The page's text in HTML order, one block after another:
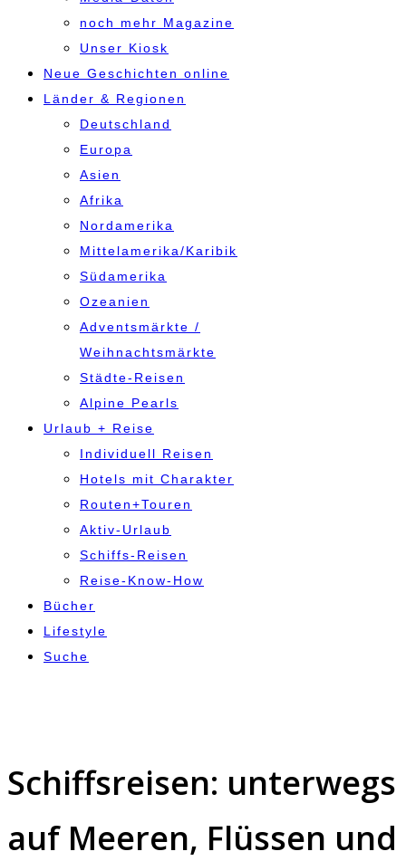
noch mehr Magazine
Unser Kiosk
Neue Geschichten online
Länder & Regionen
Deutschland
Europa
Asien
Afrika
Nordamerika
Mittelamerika/Karibik
Südamerika
Ozeanien
Adventsmärkte /
Weihnachtsmärkte
Städte-Reisen
Alpine Pearls
Urlaub + Reise
Individuell Reisen
Hotels mit Charakter
Routen+Touren
Aktiv-Urlaub
Schiffs-Reisen
Reise-Know-How
Bücher
Lifestyle
Suche
Schiffsreisen: unterwegs
auf Meeren, Flüssen und